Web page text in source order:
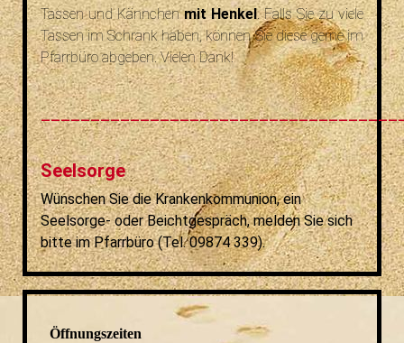
Tassen und Kännchenmit Henkel. Falls Sie zu viele
Tassen im Schrank haben, können Sie diese gerne im
Pfarrbüro abgeben. Vielen Dank!
Seelsorge
Wünschen Sie die Krankenkommunion, ein
Seelsorge- oder Beichtgespräch, melden Sie sich
bitte im Pfarrbüro (Tel. 09874 339).
Öffnungszeiten